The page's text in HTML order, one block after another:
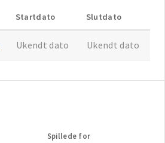
Startdato Slutdato
Ukendt dato Ukendt dato
Spillede for